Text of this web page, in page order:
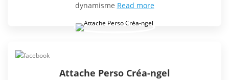
dynamisme Read more
Attache Perso Créa-ngel